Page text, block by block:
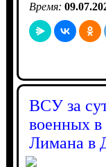
Время:
ВСУ за
военных в
Лимана в